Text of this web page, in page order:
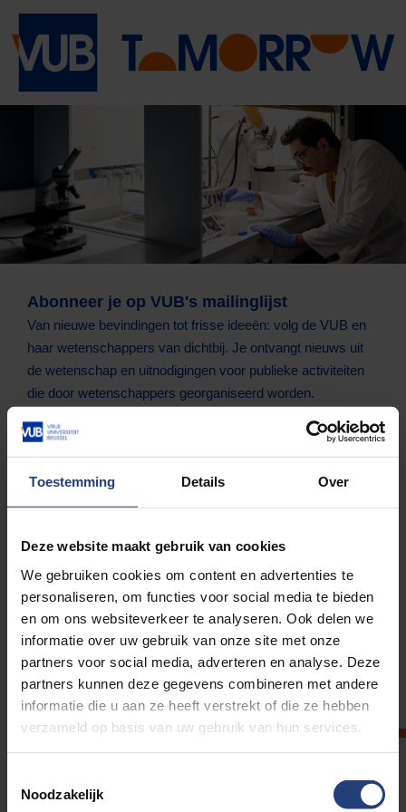
Toestemming Details Over
Deze website maakt gebruik van cookies
We gebruiken cookies om content en advertenties te
personaliseren, om functies voor social media te bieden
en om ons websiteverkeer te analyseren. Ook delen we
informatie over uw gebruik van onze site met onze
partners voor social media, adverteren en analyse. Deze
partners kunnen deze gegevens combineren met andere
informatie die u aan ze heeft verstrekt of die ze hebben
verzameld op basis van uw gebruik van hun services.
Noodzakelijk
Abonneer je op VUB's mailinglijst
Van nieuwe bevindingen tot frisse ideeën: volg de VUB en
haar wetenschappers van dichtbij. Je ontvangt nieuws uit
de wetenschap en uitnodigingen voor publieke activiteiten
die door wetenschappers georganiseerd worden.
Verruim je blik op de wereld, creëer meer impact.
#DeWereldHeeftJeNodig
From new discoveries to fresh ideas: follow VUB and its
scientists up close. You’ll receive science news and
invitations to public activities organized by our researchers.
Broaden your horizons, create more impact.
#TheWoldNeedsYou